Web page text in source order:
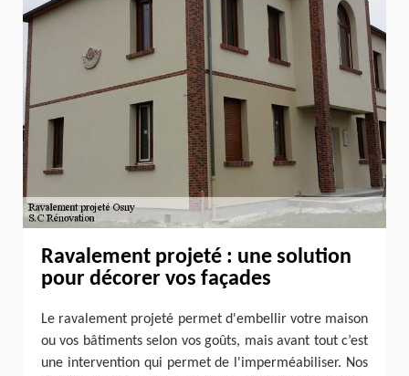
Ravalement projeté : une solution
pour décorer vos façades
Le ravalement projeté permet d'embellir votre maison
ou vos bâtiments selon vos goûts, mais avant tout c’est
une intervention qui permet de l'imperméabiliser. Nos